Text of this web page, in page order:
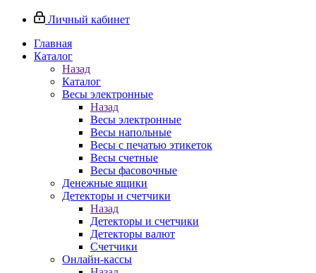
Личный кабинет
Главная
Каталог
Назад
Каталог
Весы электронные
Назад
Весы электронные
Весы напольные
Весы с печатью этикеток
Весы счетные
Весы фасовочные
Денежные ящики
Детекторы и счетчики
Назад
Детекторы и счетчики
Детекторы валют
Счетчики
Онлайн-кассы